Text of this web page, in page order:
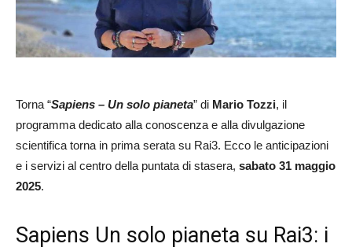
Torna “Sapiens – Un solo pianeta” di Mario Tozzi, il
programma dedicato alla conoscenza e alla divulgazione
scientifica torna in prima serata su Rai3. Ecco le anticipazioni
e i servizi al centro della puntata di stasera, sabato 31 maggio
2025.
Sapiens Un solo pianeta su Rai3: i